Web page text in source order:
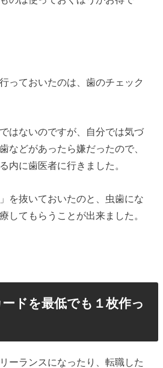
っておいたのは、歯のチェック
はないのですが、自分では気づ
などがあったら嫌だったので、
内に歯医者に行きました。
を抜いておいたのと、虫歯にな
してもらうことが出来ました。
ドを最低でも１枚作っ
ーランスになったり、転職した